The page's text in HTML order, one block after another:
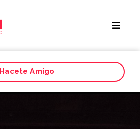
Hacete Amigo